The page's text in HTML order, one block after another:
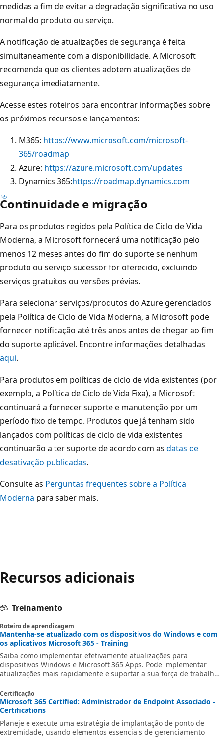
medidas a fim de evitar a degradação significativa no uso
normal do produto ou serviço.
A notificação de atualizações de segurança é feita
simultaneamente com a disponibilidade. A Microsoft
recomenda que os clientes adotem atualizações de
segurança imediatamente.
Acesse estes roteiros para encontrar informações sobre
os próximos recursos e lançamentos:
M365: https://www.microsoft.com/microsoft-
365/roadmap
Azure: https://azure.microsoft.com/updates
Dynamics 365:https://roadmap.dynamics.com
Continuidade e migração
Para os produtos regidos pela Política de Ciclo de Vida
Moderna, a Microsoft fornecerá uma notificação pelo
menos 12 meses antes do fim do suporte se nenhum
produto ou serviço sucessor for oferecido, excluindo
serviços gratuitos ou versões prévias.
Para selecionar serviços/produtos do Azure gerenciados
pela Política de Ciclo de Vida Moderna, a Microsoft pode
fornecer notificação até três anos antes de chegar ao fim
do suporte aplicável. Encontre informações detalhadas
aqui.
Para produtos em políticas de ciclo de vida existentes (por
exemplo, a Política de Ciclo de Vida Fixa), a Microsoft
continuará a fornecer suporte e manutenção por um
período fixo de tempo. Produtos que já tenham sido
lançados com políticas de ciclo de vida existentes
continuarão a ter suporte de acordo com as datas de
desativação publicadas.
Consulte as Perguntas frequentes sobre a Política
Moderna para saber mais.
leitura
Recursos adicionais
Treinamento
Roteiro de aprendizagem
Mantenha-se atualizado com os dispositivos do Windows e com
os aplicativos Microsoft 365 - Training
Saiba como implementar efetivamente atualizações para
dispositivos Windows e Microsoft 365 Apps. Pode implementar
atualizações mais rapidamente e suportar a sua força de trabalho
Implementar**.
Certificação
Microsoft 365 Certified: Administrador de Endpoint Associado -
Certifications
Planeje e execute uma estratégia de implantação de ponto de
extremidade, usando elementos essenciais de gerenciamento